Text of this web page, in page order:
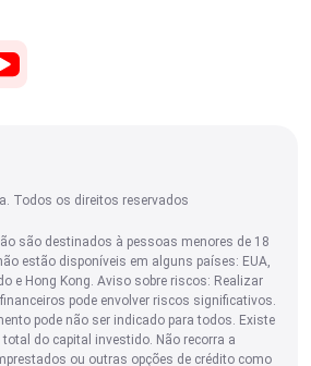
Todos os direitos reservados
são destinados à pessoas menores de 18
estão disponíveis em alguns países: EUA,
e Hong Kong. Aviso sobre riscos: Realizar
pode envolver riscos significativos.
pode não ser indicado para todos. Existe
do capital investido. Não recorra a
ou outras opções de crédito como